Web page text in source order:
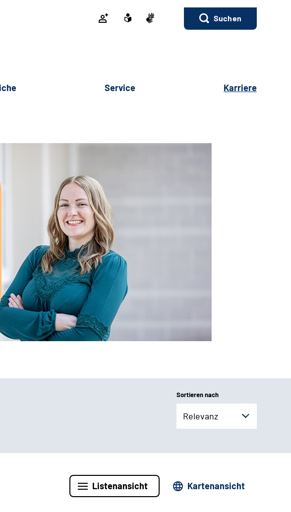
Suchen
Service Karriere
Sortieren nach
Relevanz
Listenansicht Kartenansicht